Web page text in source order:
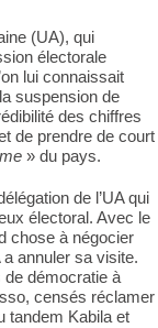
(UA), qui
électorale
lui connaissait
suspension de
des chiffres
de prendre de court
» du pays.
de l’UA qui
électoral. Avec le
chose à négocier
a annuler sa visite.
de démocratie à
censés réclamer
tandem Kabila et